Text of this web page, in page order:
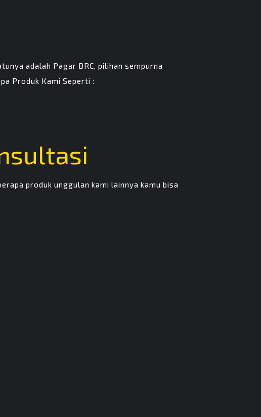
adalah Pagar BRC, pilihan sempurna
Produk Kami Seperti :
produk unggulan kami lainnya kamu bisa